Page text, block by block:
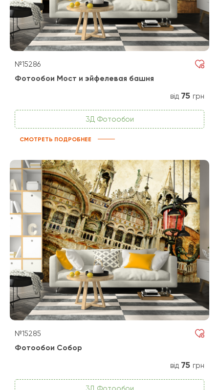
№15286
Фотообои Мост и эйфелевая башня
від 75 грн
3Д Фотообои
СМОТРЕТЬ ПОДРОБНЕЕ
№15285
Фотообои Собор
від 75 грн